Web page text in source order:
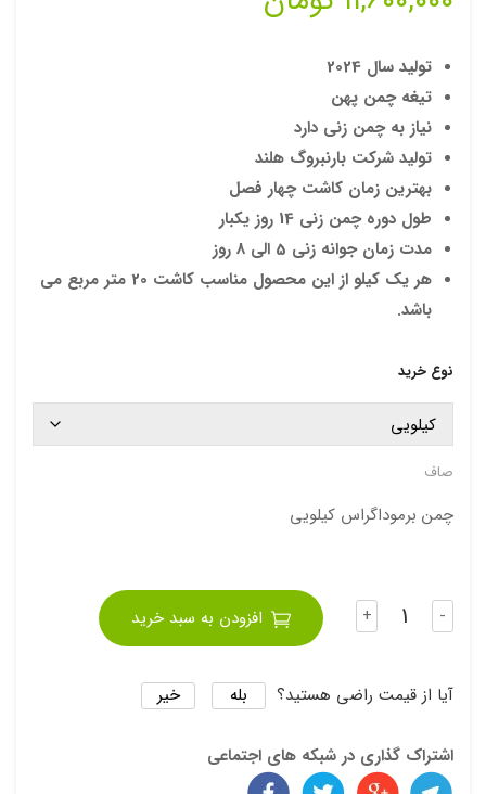
تولید سال 2024
تیغه چمن پهن
نیاز به چمن زنی دارد
تولید شرکت بارنبروگ هلند
بهترین زمان کاشت چهار فصل
طول دوره چمن زنی 14 روز یکبار
مدت زمان جوانه زنی 5 الی 8 روز
هر یک کیلو از این محصول مناسب کاشت 20 متر مربع می
باشد.
نوع خرید
صاف
چمن برموداگراس کیلویی
- تعداد + افزودن به سبد خرید
آیا از قیمت راضی هستید؟ بله خیر
اشتراک گذاری در شبکه های اجتماعی